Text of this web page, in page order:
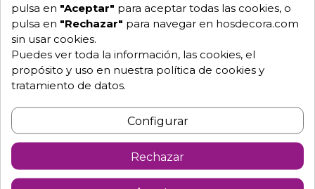
Pide tu presupuesto
Descripción Detalles de producto
pulsa en "Aceptar" para aceptar todas las cookies, o
pulsa en "Rechazar" para navegar en hosdecora.com
sin usar cookies.
Puedes ver toda la información, las cookies, el
propósito y uso en nuestra política de cookies y
tratamiento de datos.
Configurar
Rechazar